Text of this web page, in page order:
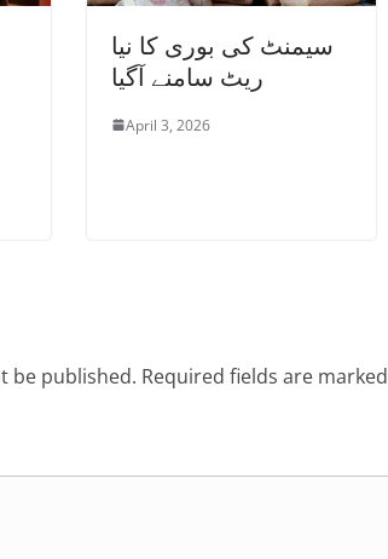
سیمنٹ کی بوری کا نیا
ریٹ سامنے آگیا
April 3, 2026
be published. Required fields are marked